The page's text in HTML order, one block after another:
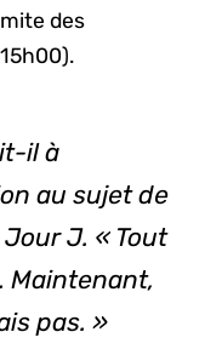
des
il à
au sujet de
J. « Tout
Maintenant,
pas. »